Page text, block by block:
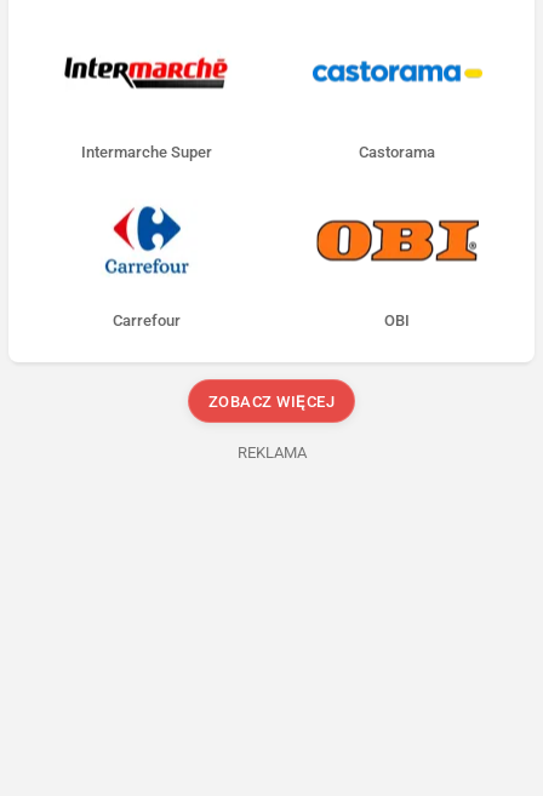
Intermarche Super Castorama
Carrefour OBI
ZOBACZ WIĘCEJ
REKLAMA